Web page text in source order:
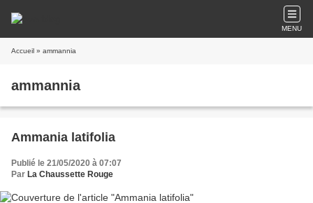
MENU
Accueil » ammannia
ammannia
Ammania latifolia
Publié le 21/05/2020 à 07:07
Par La Chaussette Rouge